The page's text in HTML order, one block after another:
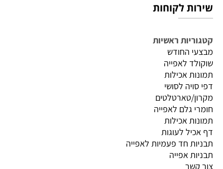
שירות לקוחות
קטגוריות ראשיות
מבצעי החודש
שוקולד לאפייה
תמונות אכילות
דפי סויה לסושי
מקרון/טארטלטים
חומרי גלם לאפייה
תמונות אכילות
דף אכיל לעוגות
תבניות חד פעמיות לאפייה
תבניות אפייה
צור קשר